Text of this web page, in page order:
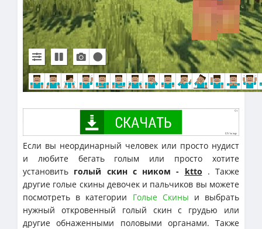
Если вы неординарный человек или просто нудист
и любите бегать голым или просто хотите
установить голый скин с ником - ktto . Также
другие голые скины девочек и пальчиков вы можете
посмотреть в категории Голые Скины и выбрать
нужный откровенный голый скин с грудью или
другие обнаженными половыми органами. Также